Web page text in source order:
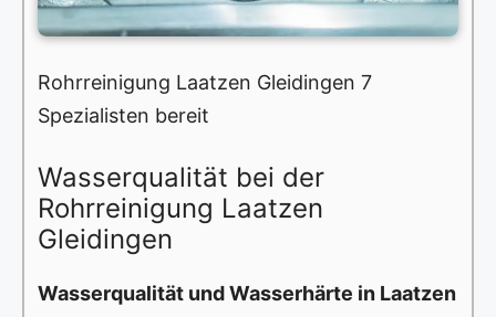
Rohrreinigung Laatzen Gleidingen 7
Spezialisten bereit
Wasserqualität bei der
Rohrreinigung Laatzen
Gleidingen
Wasserqualität und Wasserhärte in Laatzen